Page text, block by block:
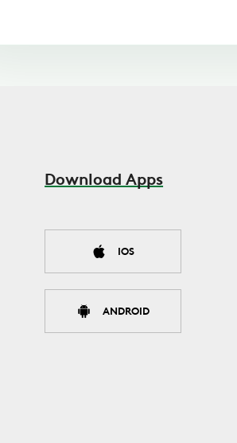
Download Apps
IOS
ANDROID